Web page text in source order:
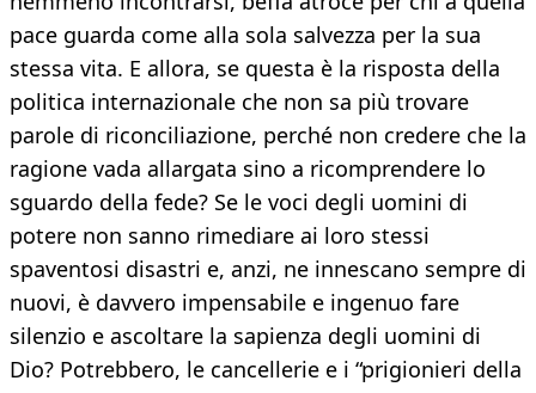
pace guarda come alla sola salvezza per la sua
stessa vita. E allora, se questa è la risposta della
politica internazionale che non sa più trovare
parole di riconciliazione, perché non credere che la
ragione vada allargata sino a ricomprendere lo
sguardo della fede? Se le voci degli uomini di
potere non sanno rimediare ai loro stessi
spaventosi disastri e, anzi, ne innescano sempre di
nuovi, è davvero impensabile e ingenuo fare
silenzio e ascoltare la sapienza degli uomini di
Dio? Potrebbero, le cancellerie e i “prigionieri della